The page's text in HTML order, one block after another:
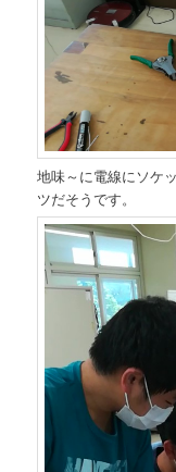
地味～に電線にソケ
ツだそうです。